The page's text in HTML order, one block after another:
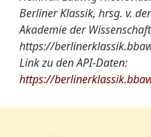
Berliner Klassik, hrsg. v.
Akademie der
https://
Link zu den API-Daten:
https://